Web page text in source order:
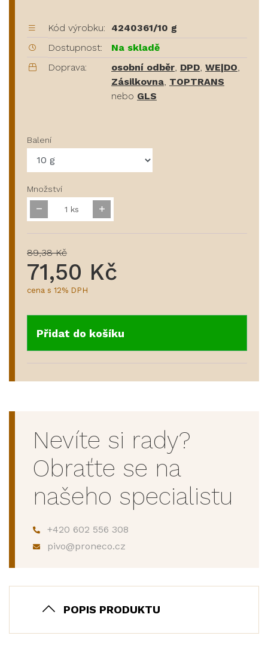
Kód výrobku:
4240361/10 g
Dostupnost:
Na skladě
Doprava:
osobní odběr DPD WE|DO
Zásilkovna TOPTRANS
nebo GLS
Balení
Množství
ks
89,38 Kč
71,50 Kč
cena s 12% DPH
Přidat do košíku
Nevíte si rady?
Obraťte se na
našeho specialistu
+420 602 556 308
pivo@proneco.cz
POPIS PRODUKTU